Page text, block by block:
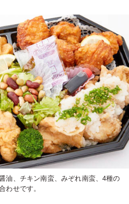
油、チキン南蛮、みぞれ南蛮、4種の
わせです。